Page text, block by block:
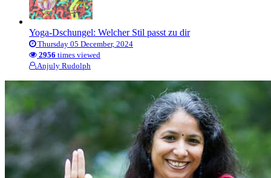
Yoga-Dschungel: Welcher Stil passt zu dir
Thursday 05 December, 2024
2956 times viewed
Anjuly Rudolph